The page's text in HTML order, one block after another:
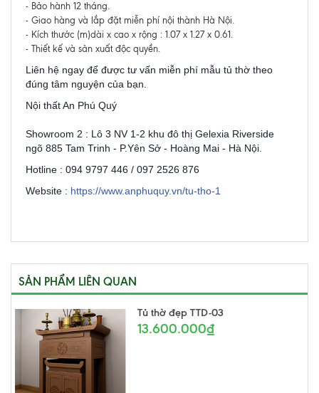
- Bảo hành 12 tháng.
- Giao hàng và lắp đặt miễn phí nội thành Hà Nội.
- Kích thước (m)dài x cao x rộng : 1.07 x 1.27 x 0.61.
- Thiết kế và sản xuất độc quyền.
Liên hệ ngay để được tư vấn miễn phí mẫu tủ thờ theo
đúng tâm nguyện của bạn.
Nội thất An Phú Quý
Showroom 2 : Lô 3 NV 1-2 khu đô thị Gelexia Riverside
ngõ 885 Tam Trinh - P.Yên Sở - Hoàng Mai - Hà Nội.
Hotline : 094 9797 446 / 097 2526 876
Website : https://www.anphuquy.vn/tu-tho-1
SẢN PHẨM LIÊN QUAN
Tủ thờ đẹp TTD-03
13.600.000₫